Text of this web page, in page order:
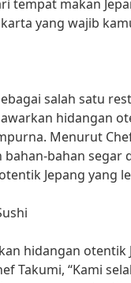
tempat makan
yang wajib
salah satu
hidangan
Menurut
bahan-bahan segar
Jepang yang
hidangan otentik
Takumi, “Kami